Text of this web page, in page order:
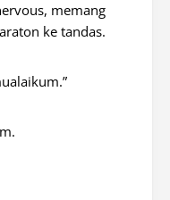
memang
ke tandas.